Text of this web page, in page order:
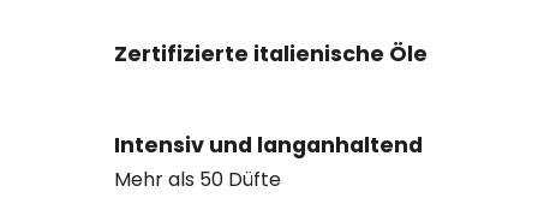
Zertifizierte italienische Öle
Intensiv und langanhaltend
Mehr als 50 Düfte